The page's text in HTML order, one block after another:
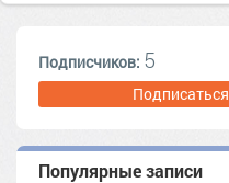
Подписчиков: 5
Подписаться
Популярные записи